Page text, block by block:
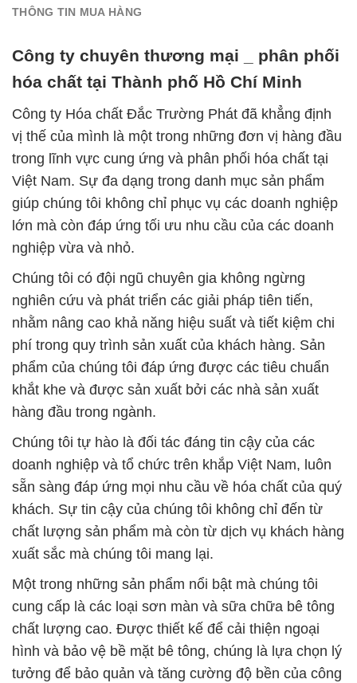
THÔNG TIN MUA HÀNG
Công ty chuyên thương mại _ phân phối
hóa chất tại Thành phố Hồ Chí Minh
Công ty Hóa chất Đắc Trường Phát đã khẳng định
vị thế của mình là một trong những đơn vị hàng đầu
trong lĩnh vực cung ứng và phân phối hóa chất tại
Việt Nam. Sự đa dạng trong danh mục sản phẩm
giúp chúng tôi không chỉ phục vụ các doanh nghiệp
lớn mà còn đáp ứng tối ưu nhu cầu của các doanh
nghiệp vừa và nhỏ.
Chúng tôi có đội ngũ chuyên gia không ngừng
nghiên cứu và phát triển các giải pháp tiên tiến,
nhằm nâng cao khả năng hiệu suất và tiết kiệm chi
phí trong quy trình sản xuất của khách hàng. Sản
phẩm của chúng tôi đáp ứng được các tiêu chuẩn
khắt khe và được sản xuất bởi các nhà sản xuất
hàng đầu trong ngành.
Chúng tôi tự hào là đối tác đáng tin cậy của các
doanh nghiệp và tổ chức trên khắp Việt Nam, luôn
sẵn sàng đáp ứng mọi nhu cầu về hóa chất của quý
khách. Sự tin cậy của chúng tôi không chỉ đến từ
chất lượng sản phẩm mà còn từ dịch vụ khách hàng
xuất sắc mà chúng tôi mang lại.
Một trong những sản phẩm nổi bật mà chúng tôi
cung cấp là các loại sơn màn và sữa chữa bê tông
chất lượng cao. Được thiết kế để cải thiện ngoại
hình và bảo vệ bề mặt bê tông, chúng là lựa chọn lý
tưởng để bảo quản và tăng cường độ bền của công